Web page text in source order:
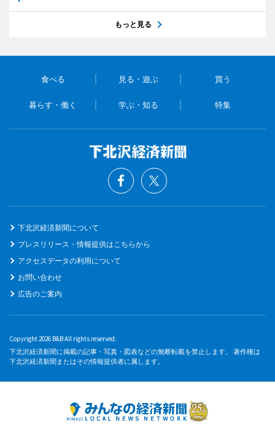
もっと見る
食べる 見る・遊ぶ 買う
暮らす・働く 学ぶ・知る 特集
下北沢経済新聞について
プレスリリース・情報提供はこちらから
アクセスデータの利用について
お問い合わせ
広告のご案内
Copyright 2026 B&B All rights reserved.
下北沢経済新聞に掲載の記事・写真・図表などの無断転載を禁止します。 著作権は
下北沢経済新聞またはその情報提供者に属します。